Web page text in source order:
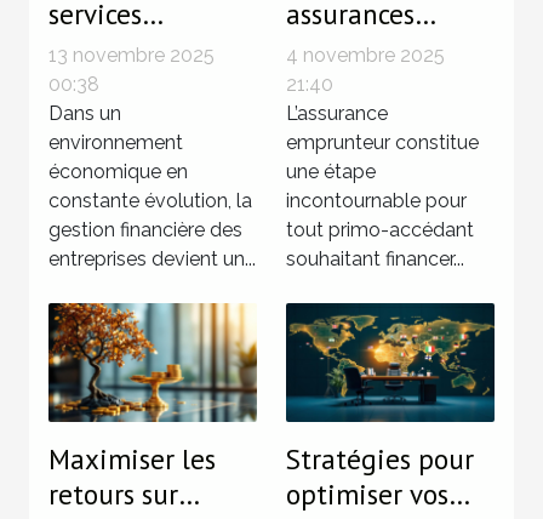
services
fiduciaires
renforcent-ils la
santé financière
des entreprises ?
13 novembre 2025
00:38
Dans un
environnement
économique en
constante évolution, la
gestion financière des
entreprises devient un...
assurances
emprunteur pour
les primo-
accédants
4 novembre 2025
21:40
L’assurance
emprunteur constitue
une étape
incontournable pour
tout primo-accédant
souhaitant financer...
Maximiser les
retours sur
Stratégies pour
optimiser vos